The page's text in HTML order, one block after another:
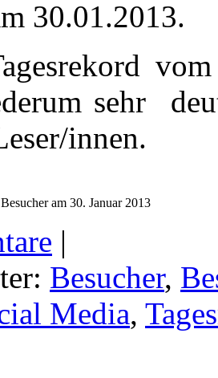
30.01.2013.
sehr
innen.
am 30. Januar 2013
|
Besucher,
Media,